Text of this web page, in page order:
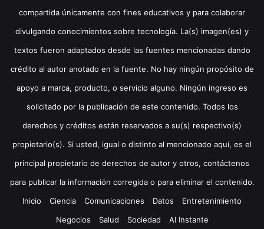
compartida únicamente con fines educativos y para colaborar
divulgando conocimientos sobre tecnología. La(s) imagen(es) y
textos fueron adaptados desde las fuentes mencionadas dando
crédito al autor anotado en la fuente. No hay ningún propósito de
apoyo a marca, producto, o servicio alguno. Ningún ingreso es
solicitado por la publicación de este contenido. Todos los
derechos y créditos están reservados a su(s) respectivo(s)
propietario(s). Si usted, igual o distinto al mencionado aquí, es el
principal propietario de derechos de autor y otros, contáctenos
para publicar la información corregida o para eliminar el contenido.
Inicio
Ciencia Comunicaciones Datos
Entretenimiento
Negocios
Salud Sociedad Al Instante